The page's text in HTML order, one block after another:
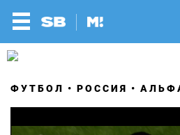
ФУТБОЛ РОССИЯ